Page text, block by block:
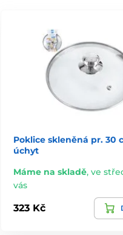
Poklice skleněná pr. 30
úchyt
Máme na skladě, ve
vás
323 Kč